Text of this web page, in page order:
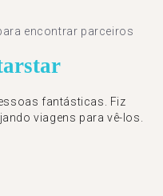
encontrar parceiros
star
fantásticas. Fiz
viagens para vê-los.